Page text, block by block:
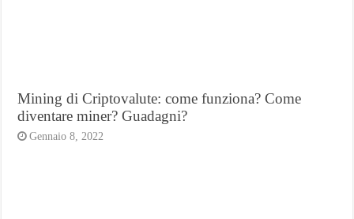
Mining di Criptovalute: come funziona? Come
diventare miner? Guadagni?
Gennaio 8, 2022